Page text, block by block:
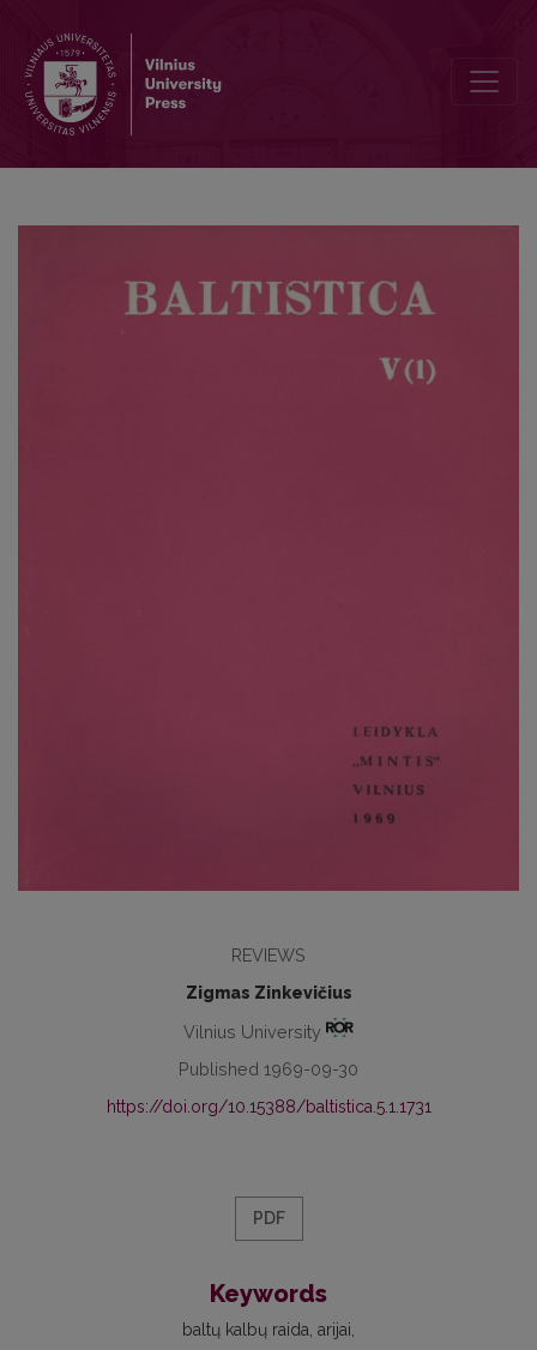
REVIEWS
Zigmas Zinkevičius
Vilnius University
Published 1969-09-30
https://doi.org/10.15388/baltistica.5.1.1731
PDF
Keywords
baltų kalbų raida arijai